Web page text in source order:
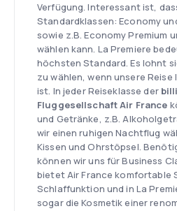
Verfügung. Interessant ist,
Standardklassen: Economy
sowie z.B. Economy Premium
wählen kann. La Premiere
höchsten Standard. Es lohnt
zu wählen, wenn unsere
ist. In jeder Reiseklasse der
Fluggesellschaft Air France
und Getränke, z.B.
wir einen ruhigen Nachtflug
Kissen und Ohrstöpsel.
können wir uns für Business
bietet Air France komfortable
Schlaffunktion und in La
sogar die Kosmetik einer